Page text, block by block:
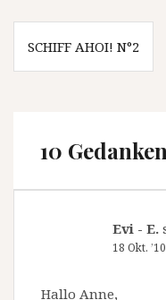
SCHIFF AHOI! N°2
10
Evi - E.
18 Okt.
Hallo Anne,